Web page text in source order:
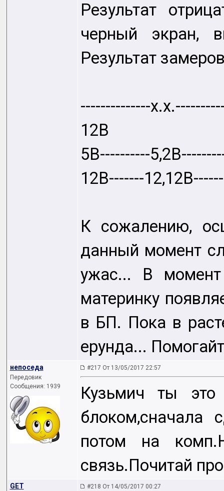
Результат
черный экран,
Результат
--------------
12В
5В----------
12В-------
К сожалению,
данный момент
ужас... В
материнку
в БП. Пока в
ерунда...
непоседа
Передовик
Сообщения: 1939
#217 От 13/05/2017 22:57
Кузьмич ты
блоком,сначала
потом на
связь.Почитай
GET #218 От 14/05/2017 00:27